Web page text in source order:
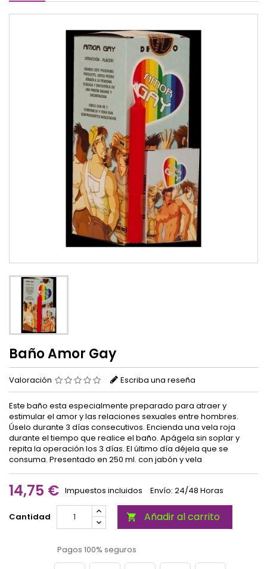
Baño Amor Gay
Valoración Escriba una reseña
Este baño esta especialmente preparado para atraer y
estimular el amor y las relaciones sexuales entre hombres.
Úselo durante 3 días consecutivos. Encienda una vela roja
durante el tiempo que realice el baño. Apágela sin soplar y
repita la operación los 3 días. El último día déjela que se
consuma. Presentado en 250 ml. con jabón y vela
14,75 € Impuestos incluidos Envío: 24/48 Horas
Cantidad  Añadir al carrito
Pagos 100% seguros